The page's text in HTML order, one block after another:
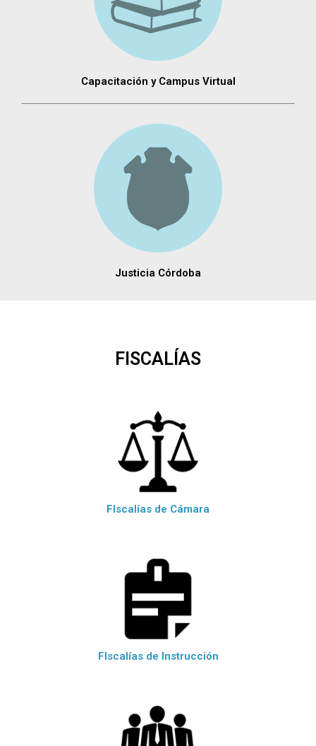
Capacitación y Campus Virtual
Justicia Córdoba
FISCALÍAS
FIscalías de Cámara
FIscalías de Instrucción